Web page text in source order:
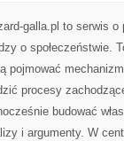
galla.pl to serwis
o społeczeństwie.
pojmować
procesy
budować
i argumenty. W